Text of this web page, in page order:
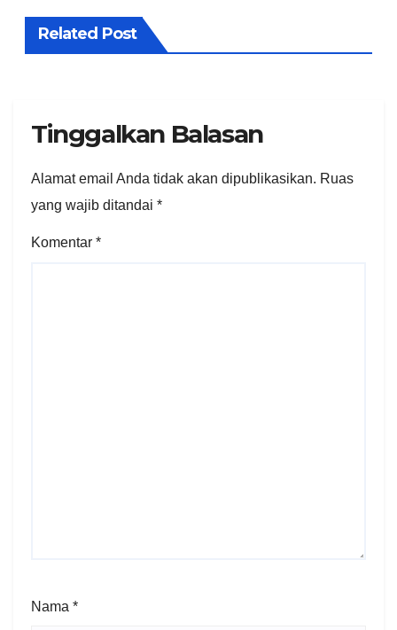
Related Post
Tinggalkan Balasan
Alamat email Anda tidak akan dipublikasikan. Ruas
yang wajib ditandai *
Komentar *
Nama *